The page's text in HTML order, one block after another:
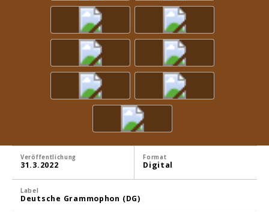
Veröffentlichung
31.3.2022
Format
Digital
Label
Deutsche Grammophon (DG)